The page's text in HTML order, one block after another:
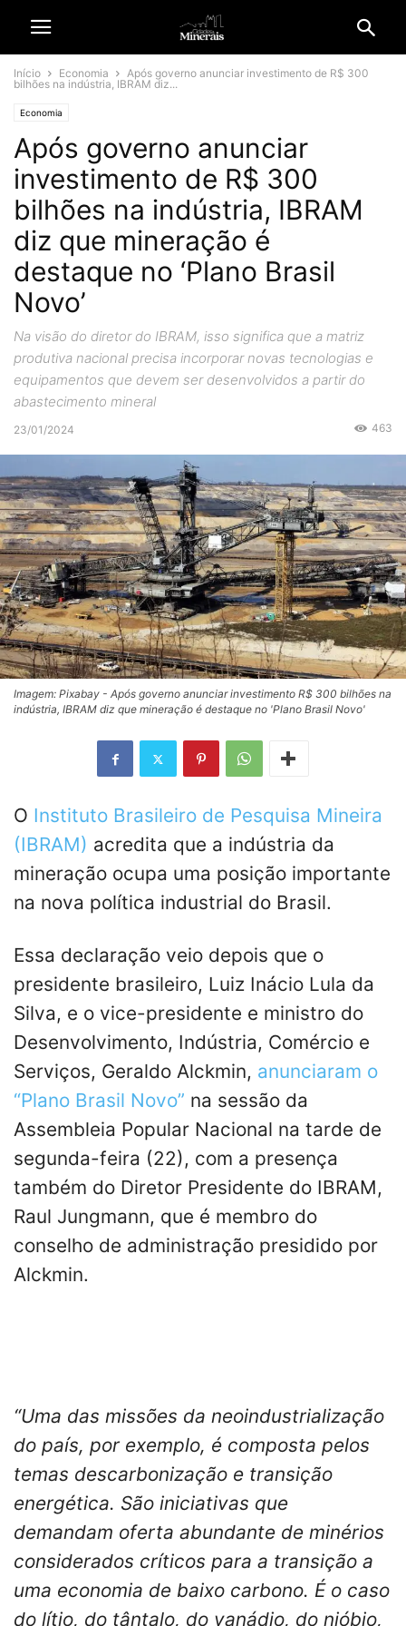
Início Economia
Após governo anunciar investimento de R$ 300
bilhões na indústria, IBRAM diz...
Economia
Após governo anunciar
investimento de R$ 300
bilhões na indústria, IBRAM
diz que mineração é
destaque no ‘Plano Brasil
Novo’
Na visão do diretor do IBRAM, isso significa que a matriz
produtiva nacional precisa incorporar novas tecnologias e
equipamentos que devem ser desenvolvidos a partir do
abastecimento mineral
23/01/2024 463
Imagem: Pixabay - Após governo anunciar investimento R$ 300 bilhões na
indústria, IBRAM diz que mineração é destaque no 'Plano Brasil Novo'
O Instituto Brasileiro de Pesquisa Mineira
(IBRAM) acredita que a indústria da
mineração ocupa uma posição importante
na nova política industrial do Brasil.
Essa declaração veio depois que o
presidente brasileiro, Luiz Inácio Lula da
Silva, e o vice-presidente e ministro do
Desenvolvimento, Indústria, Comércio e
Serviços, Geraldo Alckmin, anunciaram o
“Plano Brasil Novo” na sessão da
Assembleia Popular Nacional na tarde de
segunda-feira (22), com a presença
também do Diretor Presidente do IBRAM,
Raul Jungmann, que é membro do
conselho de administração presidido por
Alckmin.
“Uma das missões da neoindustrialização
do país, por exemplo, é composta pelos
temas descarbonização e transição
energética. São iniciativas que
demandam oferta abundante de minérios
considerados críticos para a transição a
uma economia de baixo carbono. É o caso
do lítio, do tântalo, do vanádio, do nióbio,